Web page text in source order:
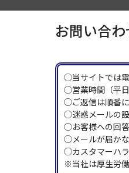
お問い合
◯当サイトでは電
◯営業時間（平日
◯ご返信は順番に
◯迷惑メールの
◯お客様への回答
◯メールが届かな
◯カスタマーハラ
※当社は厚生労